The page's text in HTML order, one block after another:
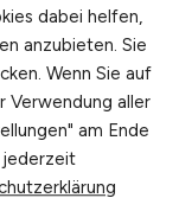
dabei helfen,
anzubieten. Sie
Wenn Sie auf
Verwendung aller
am Ende
jederzeit